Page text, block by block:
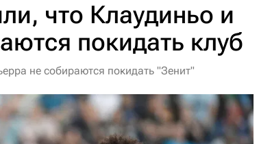
что Клаудиньо и
покидать клуб
не собираются покидать "Зенит"